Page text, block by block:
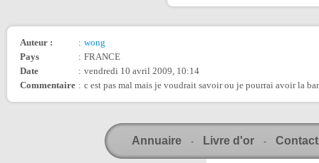
Auteur : : wong
Pays
: FRANCE
Date
: vendredi 10 avril 2009, 10:14
Commentaire : c est pas mal mais je voudrait savoir ou je pourrai avoir la
Annuaire - Livre d'or - Contact